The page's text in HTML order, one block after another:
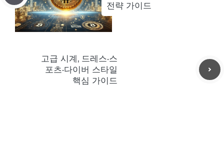
전략 가이드
고급 시계, 드레스·스
포츠·다이버 스타일
핵심 가이드